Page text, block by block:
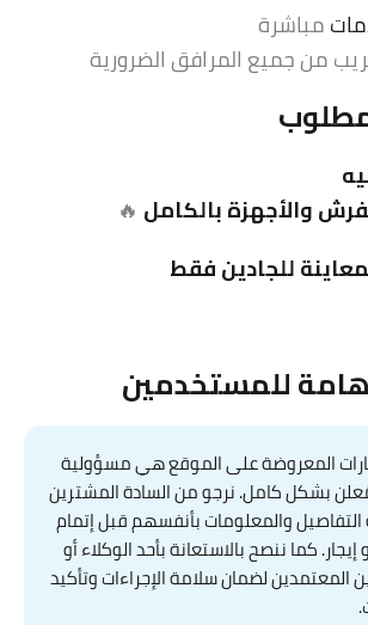
مباشرة
من جميع المرافق الضرورية
والأجهزة بالكامل 🔥
للجادين فقط
للمستخدمين
المعروضة على الموقع هي مسؤولية
بشكل كامل. نرجو من السادة المشترين
والمعلومات بأنفسهم قبل إتمام
كما ننصح بالاستعانة بأحد الوكلاء أو
المعتمدين لضمان سلامة الإجراءات وتأكيد